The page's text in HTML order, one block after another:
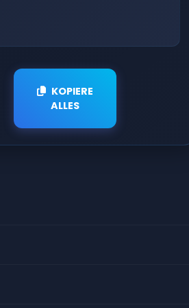
KOPIERE
ALLES